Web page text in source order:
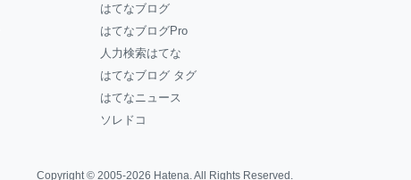
はてなブログ
はてなブログPro
人力検索はてな
はてなブログ タグ
はてなニュース
ソレドコ
Copyright © 2005-2026 Hatena. All Rights Reserved.